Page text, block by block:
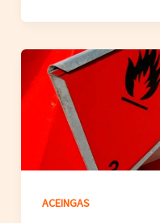
ACEINGAS